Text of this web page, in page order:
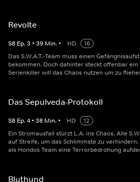
Revolte
S8 Ep.3 • 39 Min. • HD
16
Das S.W.A.T.-Team muss einen
bekommen. Doch dahinter steckt offenbar ein
Serienkiller will das Chaos nutzen um zu
Das Sepulveda-Protokoll
S8 Ep.4 • 38 Min. • HD
12
Ein Stromausfall stürzt L.A. ins Chaos. Alle
auf Streife, um das Schlimmste zu
als Hondos Team eine Terrorbedrohung
Bluthund